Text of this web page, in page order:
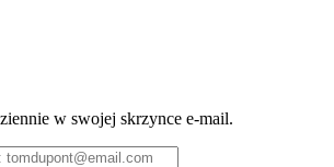
w swojej skrzynce e-mail.